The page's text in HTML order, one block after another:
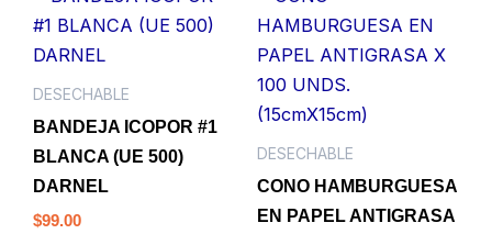
DESECHABLE
BANDEJA ICOPOR #1
BLANCA (UE 500)
DARNEL
$99.00
DESECHABLE
CONO HAMBURGUESA
EN PAPEL ANTIGRASA